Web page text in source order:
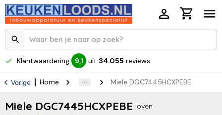
Klantwaardering 9,1 uit 34.055 reviews
Vorige Home Miele DGC7445HCXPEBE
Miele DGC7445HCXPEBE oven